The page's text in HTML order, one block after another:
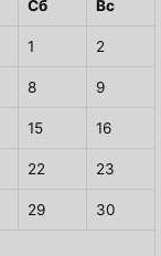
Сб Вс
1 2
8 9
15 16
22 23
29 30